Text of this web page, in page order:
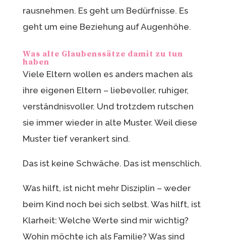
rausnehmen. Es geht um Bedürfnisse. Es
geht um eine Beziehung auf Augenhöhe.
Was alte Glaubenssätze damit zu tun
haben
Viele Eltern wollen es anders machen als
ihre eigenen Eltern – liebevoller, ruhiger,
verständnisvoller. Und trotzdem rutschen
sie immer wieder in alte Muster. Weil diese
Muster tief verankert sind.
Das ist keine Schwäche. Das ist menschlich.
Was hilft, ist nicht mehr Disziplin – weder
beim Kind noch bei sich selbst. Was hilft, ist
Klarheit: Welche Werte sind mir wichtig?
Wohin möchte ich als Familie? Was sind